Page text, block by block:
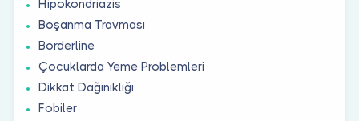
Hipokondriazis
Boşanma Travması
Borderline
Çocuklarda Yeme Problemleri
Dikkat Dağınıklığı
Fobiler